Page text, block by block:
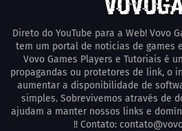
Direto do YouTube para a Web! Vovo
tem um portal de noticias de games
Vovo Games Players e Tutoriais é
propagandas ou protetores de link, o
aumentar a disponibilidade de
simples. Sobrevivemos através de
ajudam a manter nossos links e
!! Contato: